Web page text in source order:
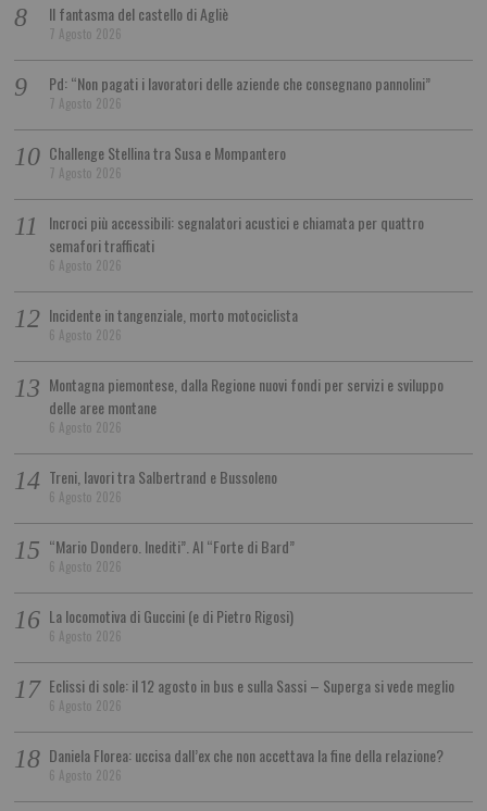
Il fantasma del castello di Agliè
7 Agosto 2026
Pd: “Non pagati i lavoratori delle aziende che consegnano pannolini”
7 Agosto 2026
Challenge Stellina tra Susa e Mompantero
7 Agosto 2026
Incroci più accessibili: segnalatori acustici e chiamata per quattro
semafori trafficati
6 Agosto 2026
Incidente in tangenziale, morto motociclista
6 Agosto 2026
Montagna piemontese, dalla Regione nuovi fondi per servizi e sviluppo
delle aree montane
6 Agosto 2026
Treni, lavori tra Salbertrand e Bussoleno
6 Agosto 2026
“Mario Dondero. Inediti”. Al “Forte di Bard”
6 Agosto 2026
La locomotiva di Guccini (e di Pietro Rigosi)
6 Agosto 2026
Eclissi di sole: il 12 agosto in bus e sulla Sassi – Superga si vede meglio
6 Agosto 2026
Daniela Florea: uccisa dall’ex che non accettava la fine della relazione?
6 Agosto 2026